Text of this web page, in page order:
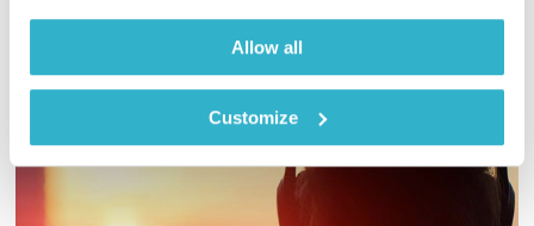
Allow all
Customize